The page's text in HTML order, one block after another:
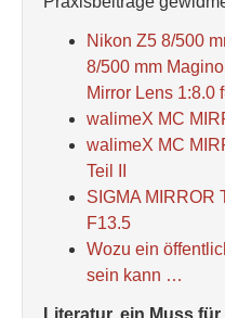
Nikon Z5 8/500
8/500 mm
Mirror Lens 1:8.0
walimeX MC
walimeX MC
Teil II
SIGMA MIRROR
F13.5
Wozu ein
sein kann …
Literatur, ein Muss